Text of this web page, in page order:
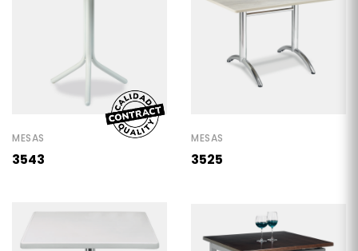
MESAS
3543
MESAS
3525